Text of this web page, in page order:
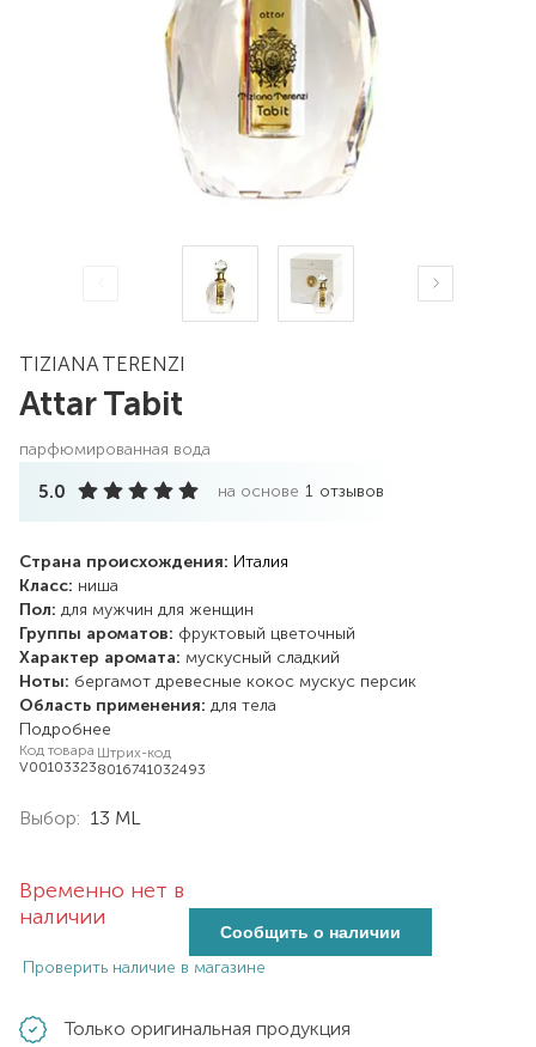
TIZIANA TERENZI
Attar Tabit
парфюмированная вода
5.0 на основе 1 отзывов
Страна происхождения: Италия
Класс: ниша
Пол: для мужчин для женщин
Группы ароматов: фруктовый цветочный
Характер аромата: мускусный сладкий
Ноты: бергамот древесные кокос мускус персик
Область применения: для тела
Подробнее
Код товара
V00103323
Штрих-код
8016741032493
Выбор: 13 ML
Временно нет в
наличии
Сообщить о наличии
Проверить наличие в магазине
Только оригинальная продукция